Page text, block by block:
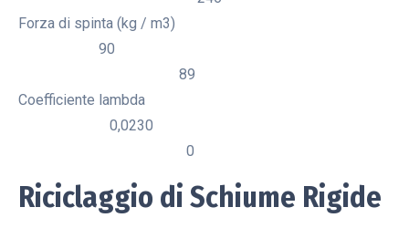
Forza di spinta (kg / m3)
90
89
Coefficiente lambda
0,0230
0
Riciclaggio di Schiume Rigide